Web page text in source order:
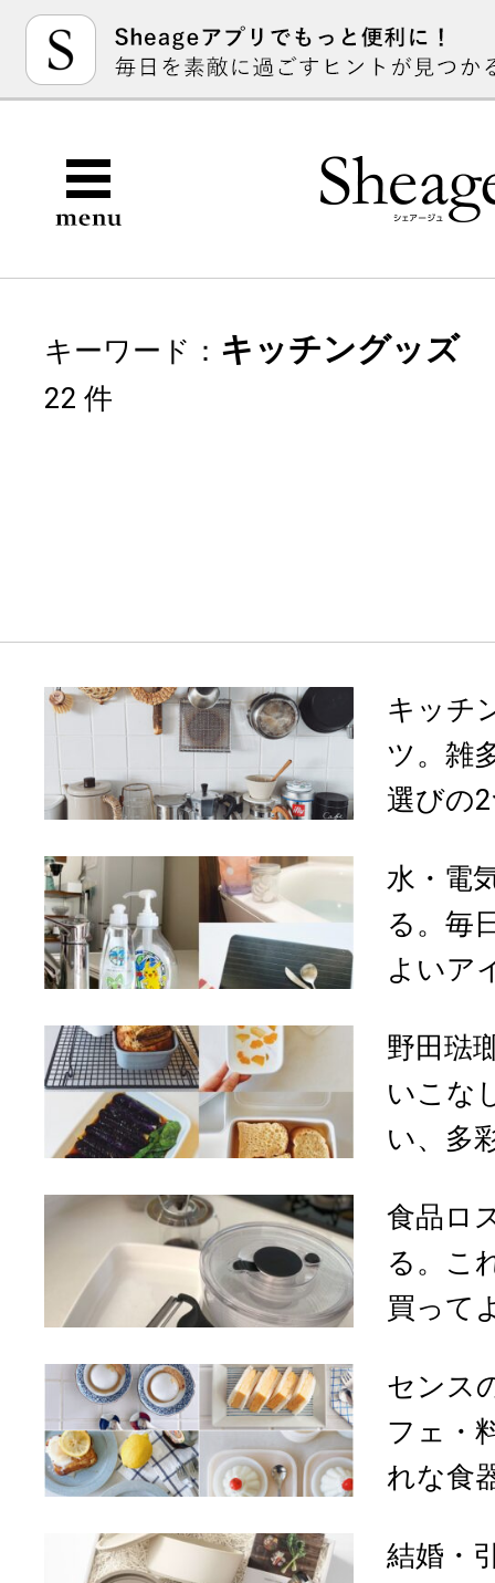
キーワード： キッチングッズ
22 件
キッチ
ツ。雑
選びの
水・電
る。毎
よいア
野田琺
いこな
い、多
食品ロ
る。こ
買って
センス
フェ・
れな食
結婚・